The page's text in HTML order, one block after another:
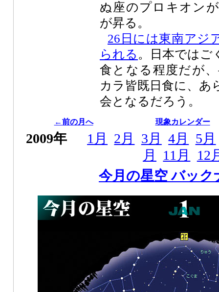
ぬ座のプロキオン
が昇る。
26日には東南アジ
られる 。日本ではご
食となる程度だが
カラ皆既日食に、あ
会となるだろう。
←前の月へ 現象カレンダー
2009年 1月 2月 3月 4月
5月
月
11月
12
今月の星空 バック